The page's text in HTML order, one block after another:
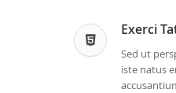
Exerci
Sed ut
iste natus